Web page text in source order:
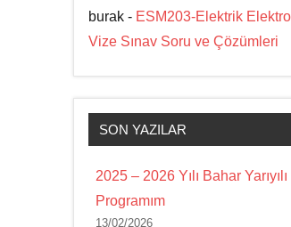
burak - ESM203-Elektrik
Vize Sınav Soru ve Çözümleri
SON YAZILAR
2025 – 2026 Yılı Bahar
Programım
13/02/2026